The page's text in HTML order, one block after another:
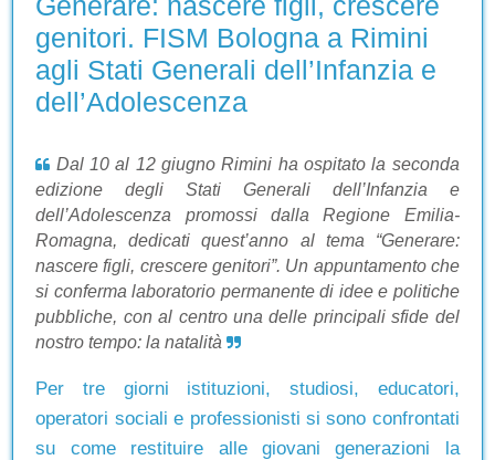
genitori. FISM Bologna a Rimini
agli Stati Generali dell’Infanzia e
dell’Adolescenza
Dal 10 al 12 giugno Rimini ha ospitato la seconda
edizione degli Stati Generali dell’Infanzia e
dell’Adolescenza promossi dalla Regione Emilia-
Romagna, dedicati quest’anno al tema “Generare:
nascere figli, crescere genitori”. Un appuntamento che
si conferma laboratorio permanente di idee e politiche
pubbliche, con al centro una delle principali sfide del
nostro tempo: la natalità
Per tre giorni istituzioni, studiosi, educatori,
operatori sociali e professionisti si sono confrontati
su come restituire alle giovani generazioni la